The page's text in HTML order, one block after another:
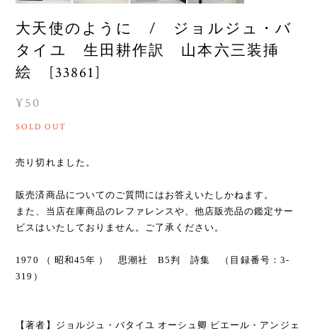
大天使のように / ジョルジュ・バ
タイユ 生田耕作訳 山本六三装挿
絵 [33861]
¥50
SOLD OUT
売り切れました。
販売済商品についてのご質問にはお答えいたしかねます。
また、当店在庫商品のレファレンスや、他店販売品の鑑定サー
ビスはいたしておりません。ご了承ください。
1970 （ 昭和45年 ） 思潮社 B5判 詩集 （目録番号：3-
319）
【著者】ジョルジュ・バタイユ オーシュ卿 ピエール・アンジェ